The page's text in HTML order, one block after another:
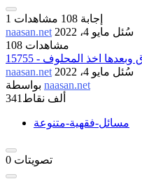
1 إجابة 108 مشاهدات
naasan.net
سُئل مايو 4، 2022
108 مشاهدات
وبعدها اخذ المحلوف
naasan.net
سُئل مايو 4، 2022
naasan.net
341ألف نقاط
مسائل-فقهية-متنوعة
0 تصويتات